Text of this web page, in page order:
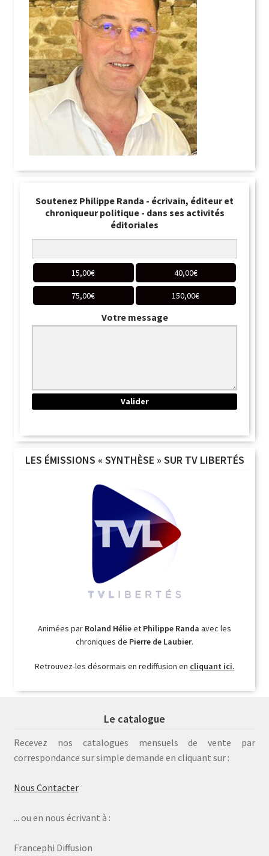
Soutenez Philippe Randa - écrivain, éditeur et
chroniqueur politique - dans ses activités
éditoriales
15,00€ 40,00€
75,00€ 150,00€
Votre message
LES ÉMISSIONS « SYNTHÈSE » SUR TV LIBERTÉS
Animées par Roland Hélieet Philippe Randa avec les
chroniques de Pierre de Laubier.
Retrouvez-les désormais en rediffusion en cliquant ici.
Le catalogue
Recevez nos catalogues mensuels de vente par
correspondance sur simple demande en cliquant sur :
Nous Contacter
... ou en nous écrivant à :
Francephi Diffusion